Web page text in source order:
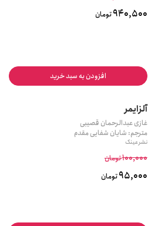
940,500تومان
افزودن به سبد خرید
آلزایمر
غازی عبدالرحمان قصیبی
مترجم: شایان شفایی مقدم
نشر عینک
100,000تومان
95,000تومان